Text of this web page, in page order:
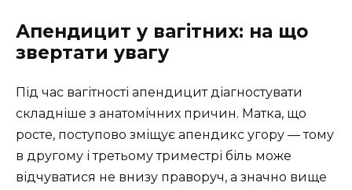
Апендицит у вагітних: на що
звертати увагу
Під час вагітності апендицит діагностувати
складніше з анатомічних причин. Матка, що
росте, поступово зміщує апендикс угору — тому
в другому і третьому триместрі біль може
відчуватися не внизу праворуч, а значно вище